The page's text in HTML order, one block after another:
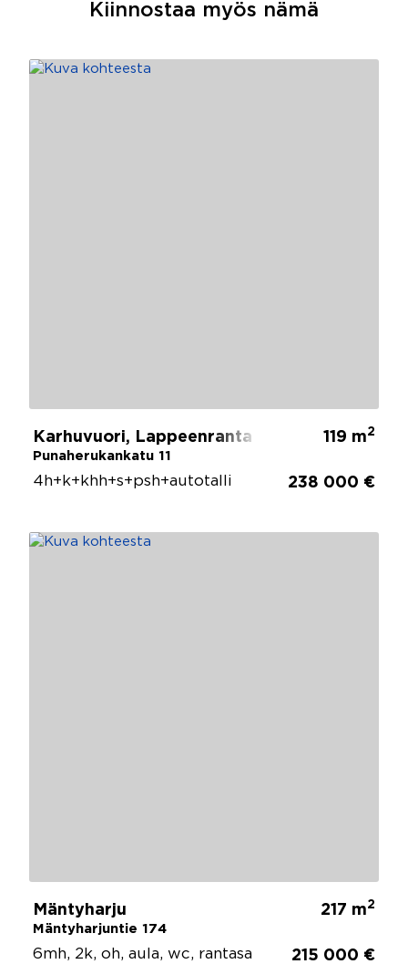
Kiinnostaa myös nämä
Karhuvuori, Lappeenranta
Punaherukankatu 11
119 m2
4h+k+khh+s+psh+autotalli 238 000 €
Mäntyharju
Mäntyharjuntie 174
217 m2
6mh, 2k, oh, aula, wc, rantasa
215 000 €